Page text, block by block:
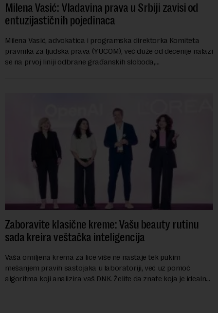
Milena Vasić: Vladavina prava u Srbiji zavisi od
entuzijastičnih pojedinaca
Milena Vasić, advokatica i programska direktorka Komiteta
pravnika za ljudska prava (YUCOM), već duže od decenije nalazi
se na prvoj liniji odbrane građanskih sloboda,
Zaboravite klasične kreme: Vašu beauty rutinu
sada kreira veštačka inteligencija
Vaša omiljena krema za lice više ne nastaje tek pukim
mešanjem pravih sastojaka u laboratoriji, već uz pomoć
algoritma koji analizira vaš DNK. Želite da znate koja je idealna